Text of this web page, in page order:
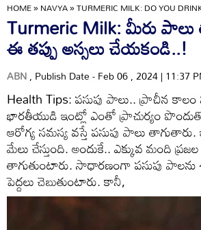
HOME»NAVYA»TURMERIC MILK: DO YOU
Turmeric Milk: మీరు
ఈ తప్పు అస్సలు చేయకండి..!
ABN, Publish Date - Feb 06 , 2024 | 11:37
Health Tips: పసుపు పాలు.. ప్రాచీన కాలం
భారతీయుడి ఇంట్లో ఎంతో ప్రాచుర్యం
ఆరోగ్య సమస్య వస్తే పసుపు పాలు
మేలు చేస్తుంది. అందుకే.. ఎక్కువ మంది
తాగుతుంటారు. సాధారణంగా పసుపు
పెద్దలు చెబుతుంటారు. కానీ,